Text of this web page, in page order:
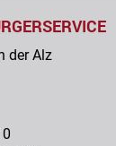
der Alz